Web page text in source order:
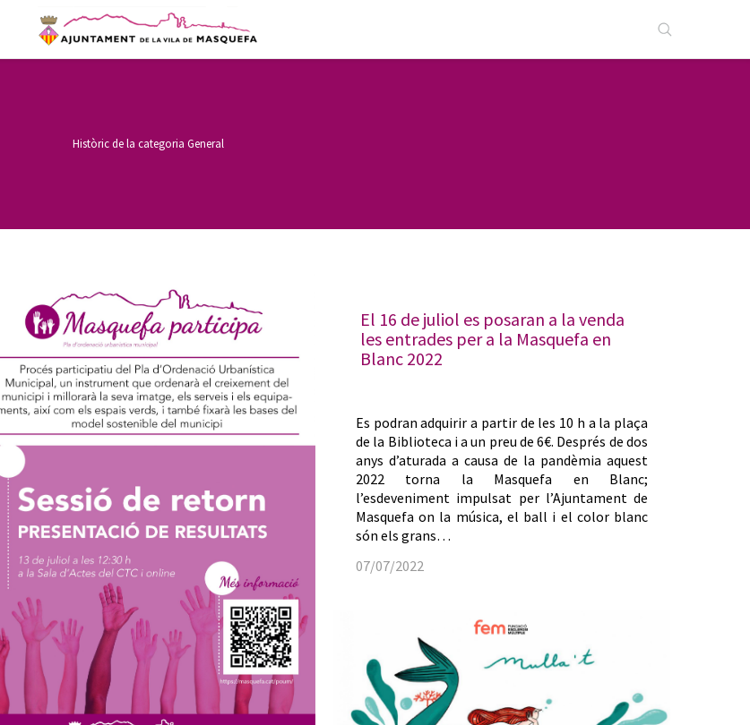
Històric de la categoria General
El 16 de juliol es posaran a la venda
les entrades per a la Masquefa en
Blanc 2022
Es podran adquirir a partir de les 10 h a la plaça
de la Biblioteca i a un preu de 6€. Després de dos
anys d’aturada a causa de la pandèmia aquest
2022 torna la Masquefa en Blanc;
l’esdeveniment impulsat per l’Ajuntament de
Masquefa on la música, el ball i el color blanc
són els grans…
07/07/2022